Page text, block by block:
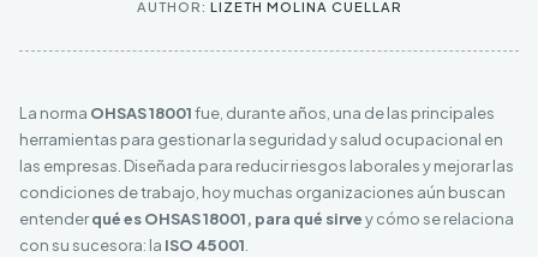
AUTHOR: LIZETH MOLINA CUELLAR
La norma OHSAS 18001fue, durante años, una de las principales
herramientas para gestionar la seguridad y salud ocupacional en
las empresas. Diseñada para reducir riesgos laborales y mejorar las
condiciones de trabajo, hoy muchas organizaciones aún buscan
entenderqué es OHSAS 18001, para qué sirvey cómo se relaciona
con su sucesora: la ISO 45001.